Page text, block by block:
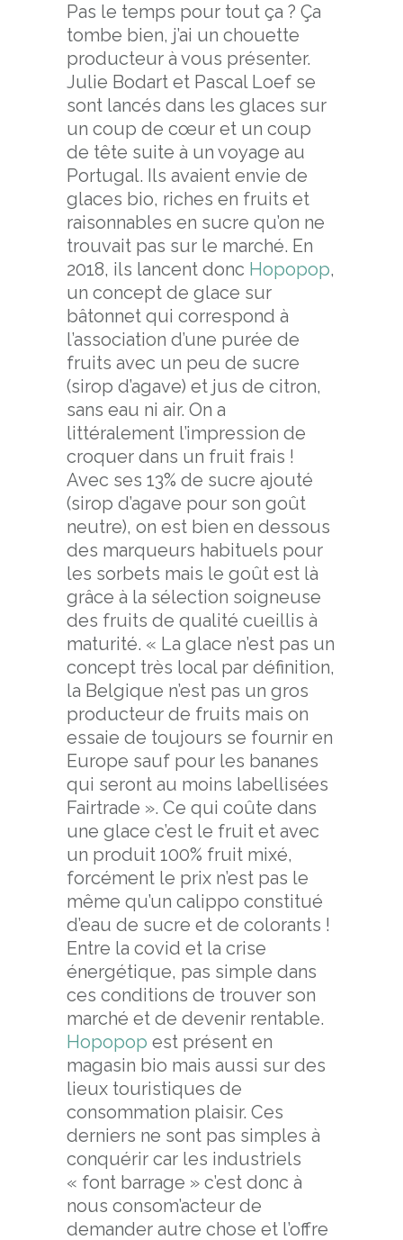
Pas le temps pour tout ça ? Ça
tombe bien, j’ai un chouette
producteur à vous présenter.
Julie Bodart et Pascal Loef se
sont lancés dans les glaces sur
un coup de cœur et un coup
de tête suite à un voyage au
Portugal. Ils avaient envie de
glaces bio, riches en fruits et
raisonnables en sucre qu’on ne
trouvait pas sur le marché. En
2018, ils lancent donc Hopopop,
un concept de glace sur
bâtonnet qui correspond à
l’association d’une purée de
fruits avec un peu de sucre
(sirop d’agave) et jus de citron,
sans eau ni air. On a
littéralement l’impression de
croquer dans un fruit frais !
Avec ses 13% de sucre ajouté
(sirop d’agave pour son goût
neutre), on est bien en dessous
des marqueurs habituels pour
les sorbets mais le goût est là
grâce à la sélection soigneuse
des fruits de qualité cueillis à
maturité. « La glace n’est pas un
concept très local par définition,
la Belgique n’est pas un gros
producteur de fruits mais on
essaie de toujours se fournir en
Europe sauf pour les bananes
qui seront au moins labellisées
Fairtrade ». Ce qui coûte dans
une glace c’est le fruit et avec
un produit 100% fruit mixé,
forcément le prix n’est pas le
même qu’un calippo constitué
d’eau de sucre et de colorants !
Entre la covid et la crise
énergétique, pas simple dans
ces conditions de trouver son
marché et de devenir rentable.
Hopopop est présent en
magasin bio mais aussi sur des
lieux touristiques de
consommation plaisir. Ces
derniers ne sont pas simples à
conquérir car les industriels
« font barrage » c’est donc à
nous consom’acteur de
demander autre chose et l’offre